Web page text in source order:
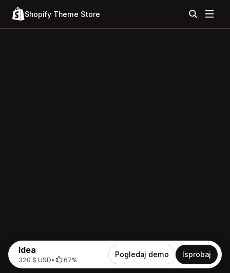
Shopify Theme Store
Idea
320 $ USD• 67%
Pogledaj demo Isprobaj